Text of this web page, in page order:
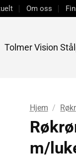
Om oss
Tolmer Vision
Hjem /
m/